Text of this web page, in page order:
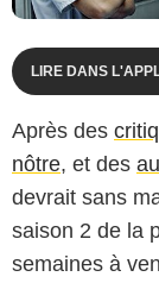
LIRE DANS
Après des
nôtre, et des
devrait sans
saison 2 de la
semaines à